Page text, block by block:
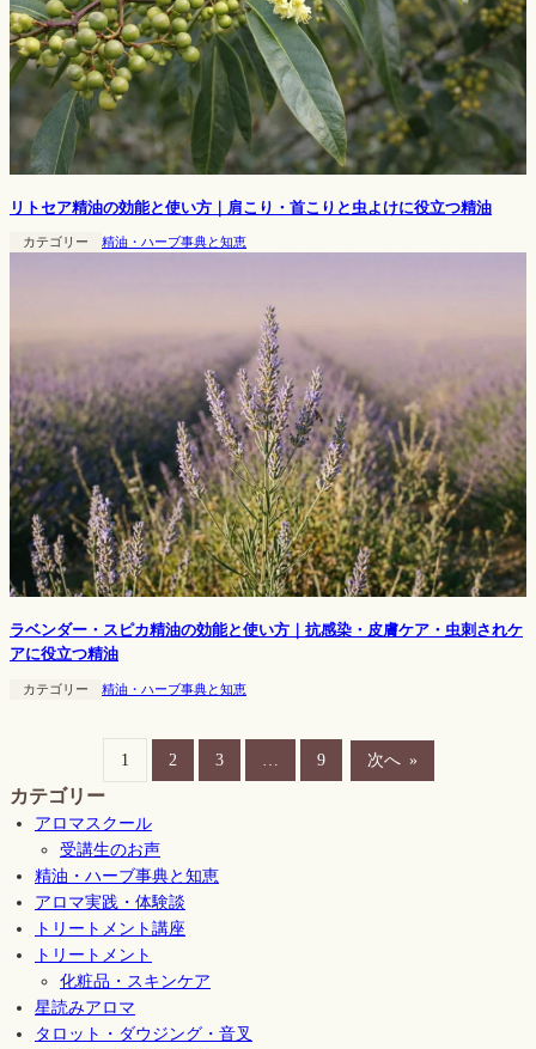
リトセア精油の効能と使い方｜肩こり・首こりと虫よけに役立つ精油
カテゴリー 精油・ハーブ事典と知恵
ラベンダー・スピカ精油の効能と使い方｜抗感染・皮膚ケア・虫刺されケ
アに役立つ精油
カテゴリー 精油・ハーブ事典と知恵
1 2 3 9 次へ »
カテゴリー
アロマスクール
受講生のお声
精油・ハーブ事典と知恵
アロマ実践・体験談
トリートメント講座
トリートメント
化粧品・スキンケア
星読みアロマ
タロット・ダウジング・音叉